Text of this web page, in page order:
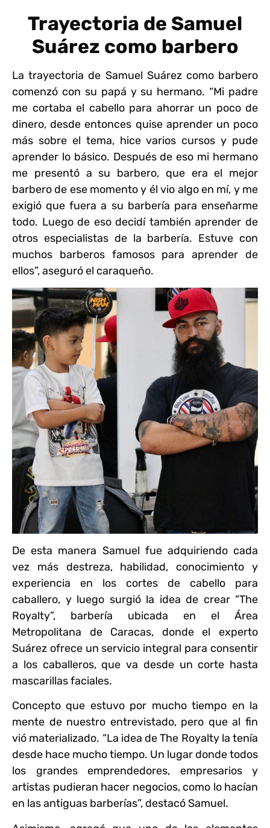
Trayectoria de Samuel
Suárez como barbero
La trayectoria de Samuel Suárez como barbero
comenzó con su papá y su hermano. “Mi padre
me cortaba el cabello para ahorrar un poco de
dinero, desde entonces quise aprender un poco
más sobre el tema, hice varios cursos y pude
aprender lo básico. Después de eso mi hermano
me presentó a su barbero, que era el mejor
barbero de ese momento y él vio algo en mí, y me
exigió que fuera a su barbería para enseñarme
todo. Luego de eso decidí también aprender de
otros especialistas de la barbería. Estuve con
muchos barberos famosos para aprender de
ellos”, aseguró el caraqueño.
De esta manera Samuel fue adquiriendo cada
vez más destreza, habilidad, conocimiento y
experiencia en los cortes de cabello para
caballero, y luego surgió la idea de crear “The
Royalty”, barbería ubicada en el Área
Metropolitana de Caracas, donde el experto
Suárez ofrece un servicio integral para consentir
a los caballeros, que va desde un corte hasta
mascarillas faciales.
Concepto que estuvo por mucho tiempo en la
mente de nuestro entrevistado, pero que al fin
vió materializado. “La idea de The Royalty la tenía
desde hace mucho tiempo. Un lugar donde todos
los grandes emprendedores, empresarios y
artistas pudieran hacer negocios, como lo hacían
en las antiguas barberías”, destacó Samuel.